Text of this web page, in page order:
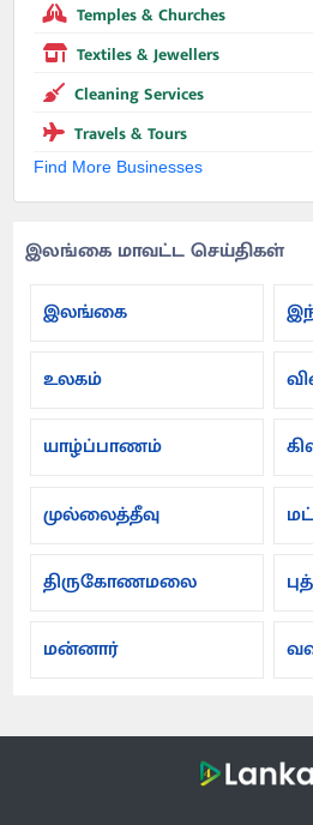
Temples & Churches
Textiles & Jewellers
Cleaning Services
Travels & Tours
Find More Businesses
இலங்கை மாவட்ட செய்திகள்
இலங்கை
உலகம்
யாழ்ப்பாணம்
முல்லைத்தீவு
திருகோணமலை
மன்னார்